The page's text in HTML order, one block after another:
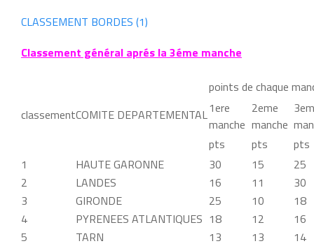
CLASSEMENT BORDES (1)
Classement général aprés la 3éme manche
classementCOMITE DEPARTEMENTAL
points de chaque
1ere
manche
2eme
manche
pts
pts
pts
1
HAUTE GARONNE 30 15
25
2
LANDES 16 11
30
3
GIRONDE 25 10
18
4
PYRENEES ATLANTIQUES 18 12
16
5
TARN 13 13
14